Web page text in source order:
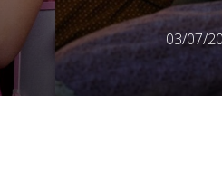
03/07/